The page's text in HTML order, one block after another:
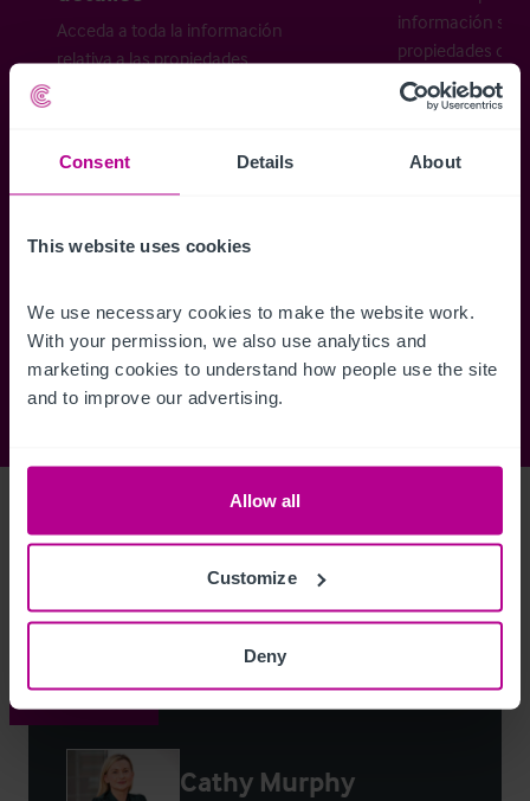
Consent Details About
This website uses cookies
We use necessary cookies to make the website work.
With your permission, we also use analytics and
marketing cookies to understand how people use the site
and to improve our advertising.
Allow all
Customize
Deny
Acceda a toda la información
relativa a las propiedades
información
propiedades
cómo desea
Regístrese ahora
to view full details
Contacto
Cathy Murphy